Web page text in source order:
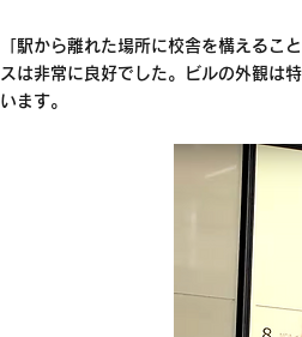
「駅から離れた場所に校舎を構えるこ
スは非常に良好でした。ビルの外観は
います。